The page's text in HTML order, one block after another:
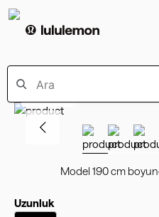
Model 190 cm
Uzunluk